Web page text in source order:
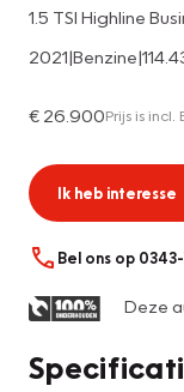
1.5 TSI Highline
2021|Benzine|
€ 26.900Prijs is incl.
Ik heb interesse
Bel ons op
Deze